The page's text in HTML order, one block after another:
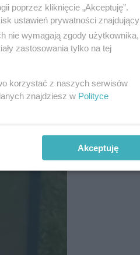
poprzez kliknięcie „Akceptuję”.
ustawień prywatności znajdujący
nie wymagają zgody użytkownika,
zastosowania tylko na tej
korzystać z naszych serwisów
znajdziesz w Polityce
Akceptuję